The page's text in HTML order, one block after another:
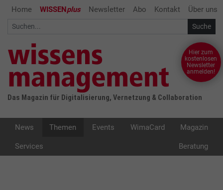
Home WISSENplus Newsletter Abo Kontakt Über uns
Das Magazin für Digitalisierung, Vernetzung & Collaboration
Hier zum
kostenlosen
Newsletter
anmelden!
News Themen Events WimaCard Magazin
Services Beratung